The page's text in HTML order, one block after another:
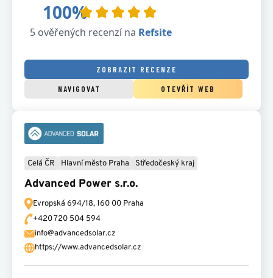
ZOBRAZIT RECENZE
NAVIGOVAT
OTEVŘÍT WEB
Celá ČR Hlavní město Praha Středočeský kraj
Advanced Power s.r.o.
Evropská 694/18,160 00 Praha
+420 720 504 594
info@advancedsolar.cz
https://www.advancedsolar.cz